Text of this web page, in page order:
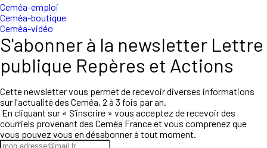
Ceméa-emploi
Ceméa-boutique
Ceméa-vidéo
S'abonner à la newsletter Lettre
publique Repères et Actions
Cette newsletter vous permet de recevoir diverses informations
sur l'actualité des Ceméa, 2 à 3 fois par an.
En cliquant sur « S’inscrire » vous acceptez de recevoir des
courriels provenant des Ceméa France et vous comprenez que
vous pouvez vous en désabonner à tout moment.